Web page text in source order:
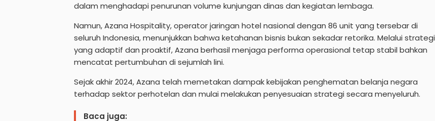
dalam menghadapi penurunan volume kunjungan dinas dan kegiatan lembaga.
Namun, Azana Hospitality, operator jaringan hotel nasional dengan 86 unit yang tersebar di
seluruh Indonesia, menunjukkan bahwa ketahanan bisnis bukan sekadar retorika. Melalui strategi
yang adaptif dan proaktif, Azana berhasil menjaga performa operasional tetap stabil bahkan
mencatat pertumbuhan di sejumlah lini.
Sejak akhir 2024, Azana telah memetakan dampak kebijakan penghematan belanja negara
terhadap sektor perhotelan dan mulai melakukan penyesuaian strategi secara menyeluruh.
Baca juga: